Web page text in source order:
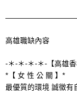
高雄職缺內容
-＊-＊-＊-＊-【高雄
*【 女 性 公 關 】*
最優質的環境 誠徵有